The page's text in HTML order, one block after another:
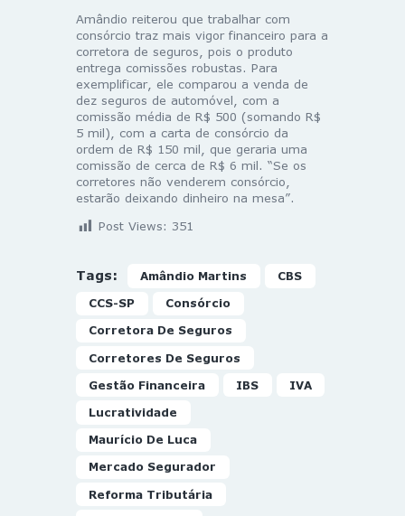
Amândio reiterou que trabalhar com
consórcio traz mais vigor financeiro para a
corretora de seguros, pois o produto
entrega comissões robustas. Para
exemplificar, ele comparou a venda de
dez seguros de automóvel, com a
comissão média de R$ 500 (somando R$
5 mil), com a carta de consórcio da
ordem de R$ 150 mil, que geraria uma
comissão de cerca de R$ 6 mil. “Se os
corretores não venderem consórcio,
estarão deixando dinheiro na mesa”.
Post Views: 351
Tags: Amândio Martins CBS
CCS-SP Consórcio
Corretora De Seguros
Corretores De Seguros
Gestão Financeira IBS IVA
Lucratividade
Maurício De Luca
Mercado Segurador
Reforma Tributária